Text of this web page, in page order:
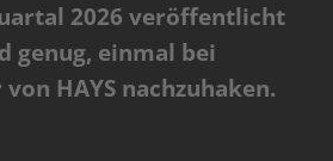
2026 veröffentlicht
genug, einmal bei
HAYS nachzuhaken.